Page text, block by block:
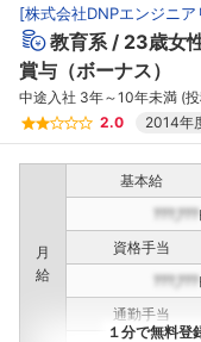
[株式会社DNPエンジニア
教育系 23歳女
賞与（ボーナス）
中途入社 3年～10年未満 (
2.0
2014年
月
給
基本給
???,???
資格手当
???,???
通勤手当
１分で無料登